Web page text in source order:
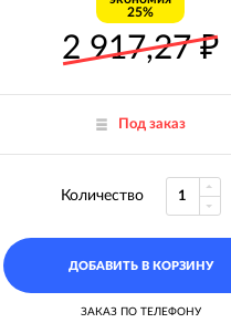
25%
2 917,27₽
Под заказ
Количество
ДОБАВИТЬ В КОРЗИНУ
ЗАКАЗ ПО ТЕЛЕФОНУ